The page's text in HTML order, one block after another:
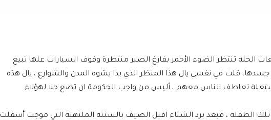
الحلة تنتظر الضوء الأحمر بفارغ الصبر منتظرة وقوف السيارات علها تبيع
قلت في نفسي يال هذا المنظر الذي بدا يشوه المدن والشوارع ، يال هذه
تعاطف الناس معهم ، أليس من واجب الحكومة ان تضع حلا لهؤلاء
الطفلة ، فبعد برد الشتاء اقبل الصيف بالسنته الملتهبة التي موجت أسفلت